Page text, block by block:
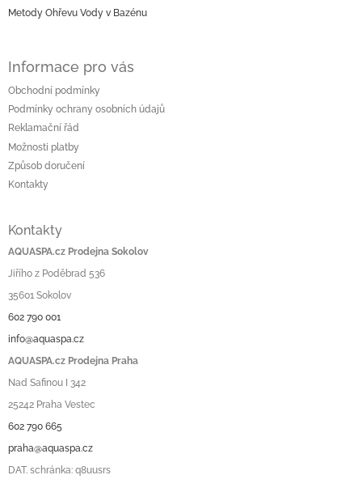
Metody Ohřevu Vody v Bazénu
Informace pro vás
Obchodní podmínky
Podmínky ochrany osobních údajů
Reklamační řád
Možnosti platby
Způsob doručení
Kontakty
Kontakty
AQUASPA.cz Prodejna Sokolov
Jiřího z Poděbrad 536
35601 Sokolov
602 790 001
info@aquaspa.cz
AQUASPA.cz Prodejna Praha
Nad Safinou I 342
25242 Praha Vestec
602 790 665
praha@aquaspa.cz
DAT. schránka: q8uusrs